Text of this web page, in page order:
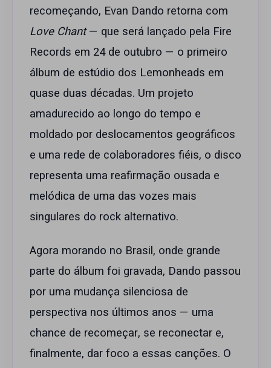
recomeçando, Evan Dando retorna com
Love Chant— que será lançado pela Fire
Records em 24 de outubro — o primeiro
álbum de estúdio dos Lemonheads em
quase duas décadas. Um projeto
amadurecido ao longo do tempo e
moldado por deslocamentos geográficos
e uma rede de colaboradores fiéis, o disco
representa uma reafirmação ousada e
melódica de uma das vozes mais
singulares do rock alternativo.
Agora morando no Brasil, onde grande
parte do álbum foi gravada, Dando passou
por uma mudança silenciosa de
perspectiva nos últimos anos — uma
chance de recomeçar, se reconectar e,
finalmente, dar foco a essas canções. O